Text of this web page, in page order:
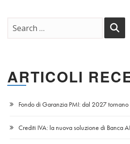
ARTICOLI
Fondo di Garanzia PMI: dal 2027
Crediti IVA: la nuova soluzione di Banca